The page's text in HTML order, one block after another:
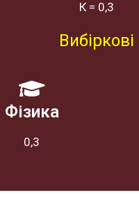
К = 0,3
Вибіркові
Фізика
0,3